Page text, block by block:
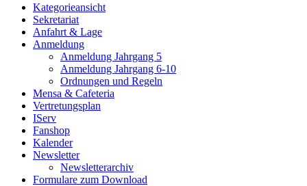
Kategorieansicht
Sekretariat
Anfahrt & Lage
Anmeldung
Anmeldung Jahrgang 5
Anmeldung Jahrgang 6-10
Ordnungen und Regeln
Mensa & Cafeteria
Vertretungsplan
IServ
Fanshop
Kalender
Newsletter
Newsletterarchiv
Formulare zum Download